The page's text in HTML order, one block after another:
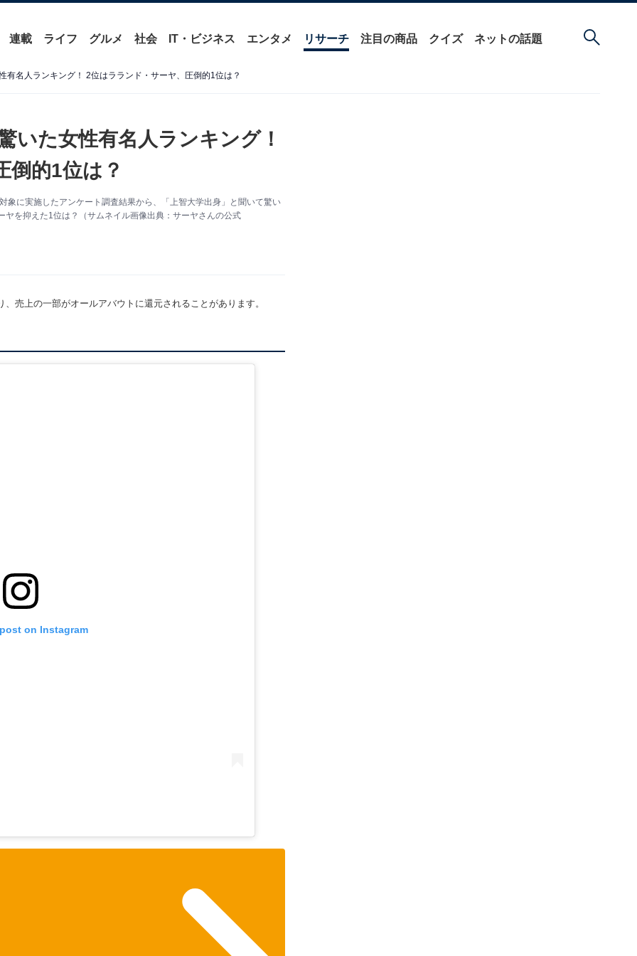
連載 ライフ グルメ 社会 IT・ビジネス エンタメ リサーチ 注目の商品 クイズ ネットの話題
有名人ランキング！ 2位はラランド・サーヤ、圧倒的1位は？
いた女性有名人ランキング！
倒的1位は？
に実施したアンケート調査結果から、「上智大学出身」と聞いて驚い
を抑えた1位は？（サムネイル画像出典：サーヤさんの公式
売上の一部がオールアバウトに還元されることがあります。
on Instagram